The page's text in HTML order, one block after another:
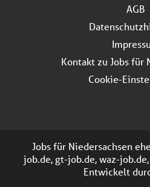
AGB
Kontakt zu Jobs für
Cookie-
Jobs für Niedersachsen
job.de, gt-job.de, waz-
Entwickelt